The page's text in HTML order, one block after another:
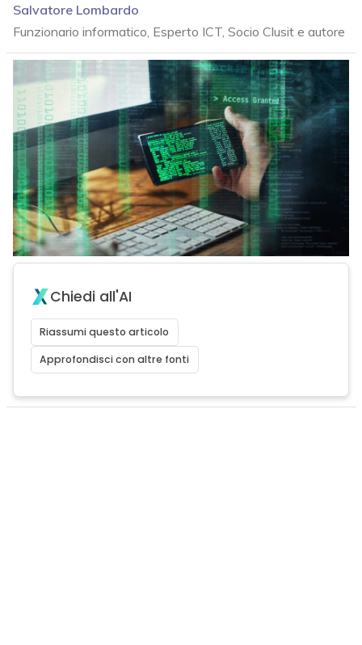
Salvatore Lombardo
Funzionario informatico, Esperto ICT, Socio Clusit e autore
Chiedi all'AI
Riassumi questo articolo
Approfondisci con altre fonti